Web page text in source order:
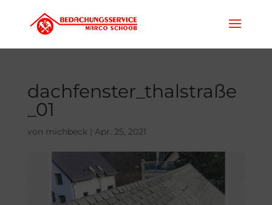
dachfenster_thalstraße
_01
von michbeck| Apr. 25, 2021